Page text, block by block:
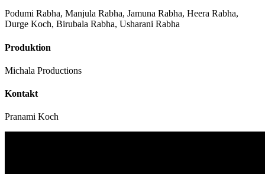
Podumi Rabha, Manjula Rabha, Jamuna Rabha, Heera Rabha,
Durge Koch, Birubala Rabha, Usharani Rabha
Produktion
Michala Productions
Kontakt
Pranami Koch